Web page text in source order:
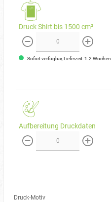
Druck Shirt bis 1500 cm²
weniger mehr
Sofort verfügbar, Lieferzeit: 1-2 Wochen
Aufbereitung Druckdaten
weniger mehr
Druck-Motiv